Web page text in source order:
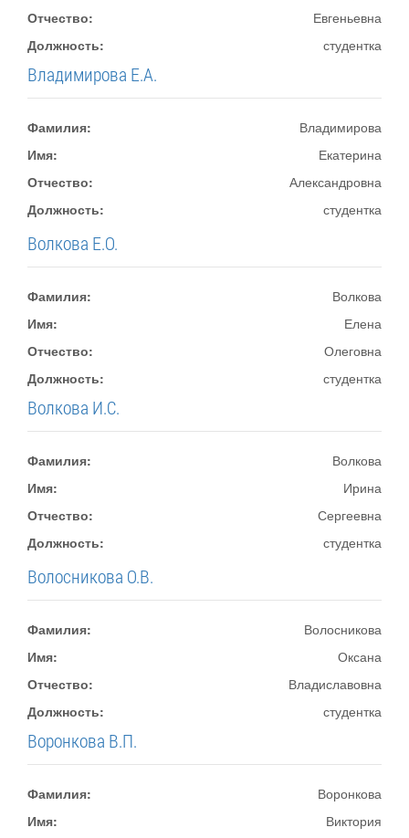
Отчество:
Евгеньевна
Должность:
студентка
Владимирова Е.А.
Фамилия:
Владимирова
Имя:
Екатерина
Отчество:
Александровна
Должность:
студентка
Волкова Е.О.
Фамилия:
Волкова
Имя:
Елена
Отчество:
Олеговна
Должность:
студентка
Волкова И.С.
Фамилия:
Волкова
Имя:
Ирина
Отчество:
Сергеевна
Должность:
студентка
Волосникова О.В.
Фамилия:
Волосникова
Имя:
Оксана
Отчество:
Владиславовна
Должность:
студентка
Воронкова В.П.
Фамилия:
Воронкова
Имя:
Виктория